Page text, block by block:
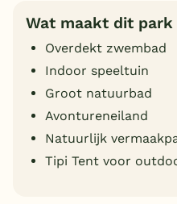
Wat maakt dit park
Overdekt zwembad
Indoor speeltuin
Groot natuurbad
Avontureneiland
Natuurlijk
Tipi Tent voor